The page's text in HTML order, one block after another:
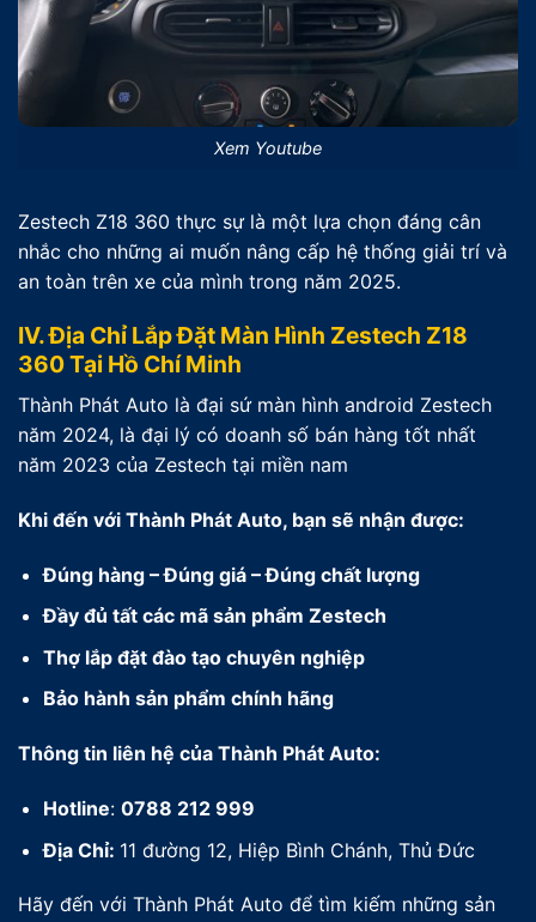
Xem Youtube
Zestech Z18 360 thực sự là một lựa chọn đáng cân
nhắc cho những ai muốn nâng cấp hệ thống giải trí và
an toàn trên xe của mình trong năm 2025.
IV. Địa Chỉ Lắp Đặt Màn Hình Zestech Z18
360 Tại Hồ Chí Minh
Thành Phát Auto là đại sứ màn hình android Zestech
năm 2024, là đại lý có doanh số bán hàng tốt nhất
năm 2023 của Zestech tại miền nam
Khi đến với Thành Phát Auto, bạn sẽ nhận được:
Đúng hàng – Đúng giá – Đúng chất lượng
Đầy đủ tất các mã sản phẩm Zestech
Thợ lắp đặt đào tạo chuyên nghiệp
Bảo hành sản phẩm chính hãng
Thông tin liên hệ của Thành Phát Auto:
Hotline: 0788 212 999
Địa Chỉ: 11 đường 12, Hiệp Bình Chánh, Thủ Đức
Hãy đến với Thành Phát Auto để tìm kiếm những sản